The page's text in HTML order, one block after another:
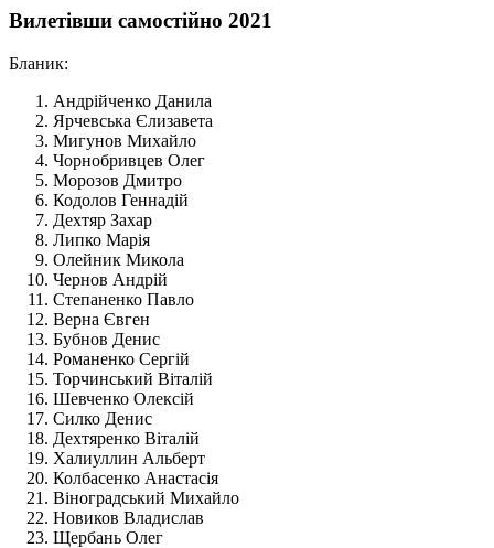
Вилетівши самостійно 2021
Бланик:
Андрійченко Данила
Ярчевська Єлизавета
Мигунов Михайло
Чорнобривцев Олег
Морозов Дмитро
Кодолов Геннадій
Дехтяр Захар
Липко Марія
Олейник Микола
Чернов Андрій
Степаненко Павло
Верна Євген
Бубнов Денис
Романенко Сергій
Торчинський Віталій
Шевченко Олексій
Силко Денис
Дехтяренко Віталій
Халиуллин Альберт
Колбасенко Анастасія
Віноградський Михайло
Новиков Владислав
Щербань Олег